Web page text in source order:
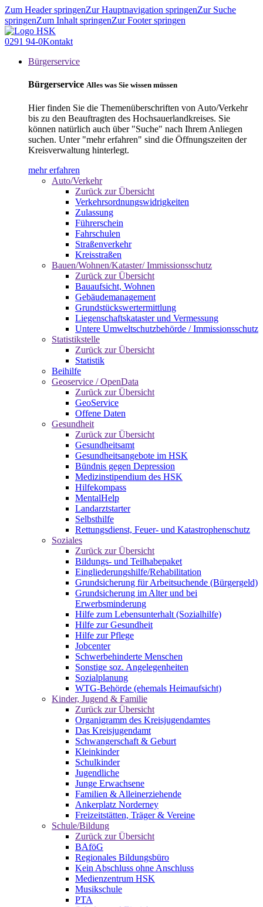
Zum Header springenZur Hauptnavigation springenZur Suche
springenZum Inhalt springenZur Footer springen
0291 94-0Kontakt
Bürgerservice
Bürgerservice Alles was Sie wissen müssen
Hier finden Sie die Themenüberschriften von Auto/Verkehr
bis zu den Beauftragten des Hochsauerlandkreises. Sie
können natürlich auch über "Suche" nach Ihrem Anliegen
suchen. Unter "mehr erfahren" sind die Öffnungszeiten der
Kreisverwaltung hinterlegt.
mehr erfahren
Auto/Verkehr
Zurück zur Übersicht
Verkehrsordnungswidrigkeiten
Zulassung
Führerschein
Fahrschulen
Straßenverkehr
Kreisstraßen
Bauen/Wohnen/Kataster/ Immissionsschutz
Zurück zur Übersicht
Bauaufsicht, Wohnen
Gebäudemanagement
Grundstückswertermittlung
Liegenschaftskataster und Vermessung
Untere Umweltschutzbehörde / Immissionsschutz
Statistikstelle
Zurück zur Übersicht
Statistik
Beihilfe
Geoservice / OpenData
Zurück zur Übersicht
GeoService
Offene Daten
Gesundheit
Zurück zur Übersicht
Gesundheitsamt
Gesundheitsangebote im HSK
Bündnis gegen Depression
Medizinstipendium des HSK
Hilfekompass
MentalHelp
Landarztstarter
Selbsthilfe
Rettungsdienst, Feuer- und Katastrophenschutz
Soziales
Zurück zur Übersicht
Bildungs- und Teilhabepaket
Eingliederungshilfe/Rehabilitation
Grundsicherung für Arbeitsuchende (Bürgergeld)
Grundsicherung im Alter und bei
Erwerbsminderung
Hilfe zum Lebensunterhalt (Sozialhilfe)
Hilfe zur Gesundheit
Hilfe zur Pflege
Jobcenter
Schwerbehinderte Menschen
Sonstige soz. Angelegenheiten
Sozialplanung
WTG-Behörde (ehemals Heimaufsicht)
Kinder, Jugend & Familie
Zurück zur Übersicht
Organigramm des Kreisjugendamtes
Das Kreisjugendamt
Schwangerschaft & Geburt
Kleinkinder
Schulkinder
Jugendliche
Junge Erwachsene
Familien & Alleinerziehende
Ankerplatz Norderney
Freizeitstätten, Träger & Vereine
Schule/Bildung
Zurück zur Übersicht
BAföG
Regionales Bildungsbüro
Kein Abschluss ohne Anschluss
Medienzentrum HSK
Musikschule
PTA